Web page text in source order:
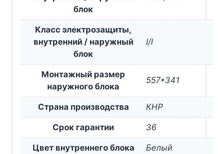
блок
Класс электрозащиты,
внутренний / наружный
блок
I/I
Монтажный размер
наружного блока
557*341
Страна производства КНР
Срок гарантии 36
Цвет внутреннего блока Белый